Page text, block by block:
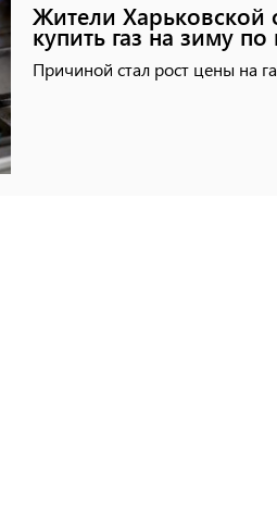
Жители Харьковской
купить газ на зиму
Причиной стал рост цены на